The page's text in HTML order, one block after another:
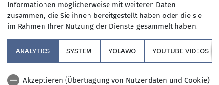
Qualifikationen
Tourenleiter*in Wochentagswanderer
Ämter
Wochentagswanderer
Wir sind eine Gemeinschaft von
Wanderfreunden innerhalb der
Sektion, diehauptsächlich jeden
Informationen möglicherweise mit weiteren Daten
zusammen, die Sie ihnen bereitgestellt haben oder die sie
im Rahmen Ihrer Nutzung der Dienste gesammelt haben.
ANALYTICS SYSTEM YOLAWO YOUTUBE VIDEOS
Akzeptieren (Übertragung von Nutzerdaten und Cookie)